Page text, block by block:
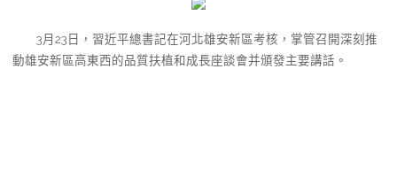
3月23日，習近平總書記在河北雄安新區考核，掌管召開深刻推
動雄安新區高東西的品質扶植和成長座談會并頒發主要講話。